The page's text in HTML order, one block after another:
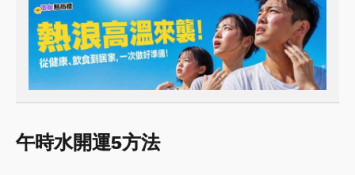
午時水開運5方法